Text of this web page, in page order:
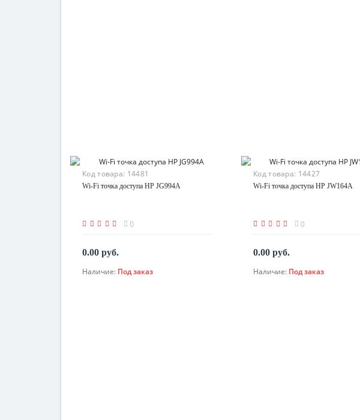
Код товара: 14481
Wi-Fi точка доступа HP JG994A
0
0.00 руб.
По запросу
Наличие: Под заказ
Код товара: 14427
Wi-Fi точка доступа HP JW164A
0
0.00 руб.
По запросу
Наличие: Под заказ